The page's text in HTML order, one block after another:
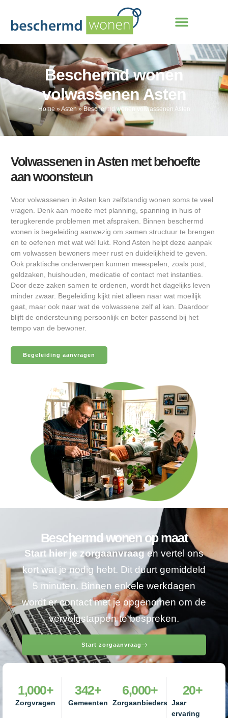
Beschermd wonen
volwassenen Asten
Home»Asten »Beschermd wonen volwassenen Asten
Volwassenen in Asten met behoefte
aan woonsteun
Voor volwassenen in Asten kan zelfstandig wonen soms te veel
vragen. Denk aan moeite met planning, spanning in huis of
terugkerende problemen met afspraken. Binnen beschermd
wonen is begeleiding aanwezig om samen structuur te brengen
en te oefenen met wat wél lukt. Rond Asten helpt deze aanpak
om volwassen bewoners meer rust en duidelijkheid te geven.
Ook praktische onderwerpen kunnen meespelen, zoals post,
geldzaken, huishouden, medicatie of contact met instanties.
Door deze zaken samen te ordenen, wordt het dagelijks leven
minder zwaar. Begeleiding kijkt niet alleen naar wat moeilijk
gaat, maar ook naar wat de volwassene zelf al kan. Daardoor
blijft de ondersteuning persoonlijk en beter passend bij het
tempo van de bewoner.
Begeleiding aanvragen
Beschermd wonen op maat
Start hier je zorgaanvraagen vertel ons
kort wat je nodig hebt. Dit duurt gemiddeld
5 minuten. Binnen enkele werkdagen
wordt er contact met je opgenomen om de
vervolgstappen te bespreken.
Start zorgaanvraag
Zorgvragen
1,000+
Gemeenten
342+
Zorgaanbieders
6,000+
Jaar
ervaring
20+